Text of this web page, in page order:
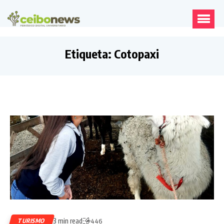
Etiqueta: Cotopaxi
TURISMO 3 min read 446